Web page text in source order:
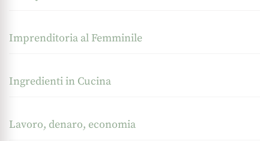
Imprenditoria al Femminile
Ingredienti in Cucina
Lavoro, denaro, economia